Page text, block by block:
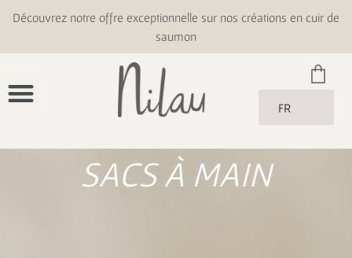
Découvrez notre offre exceptionnelle sur nos créations en cuir de
saumon
FR
SACS À MAIN